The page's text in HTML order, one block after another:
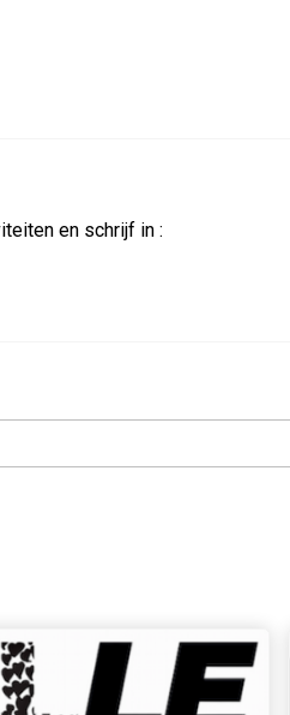
en schrijf in :